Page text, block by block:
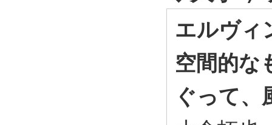
エルヴィ
空間的
ぐって、